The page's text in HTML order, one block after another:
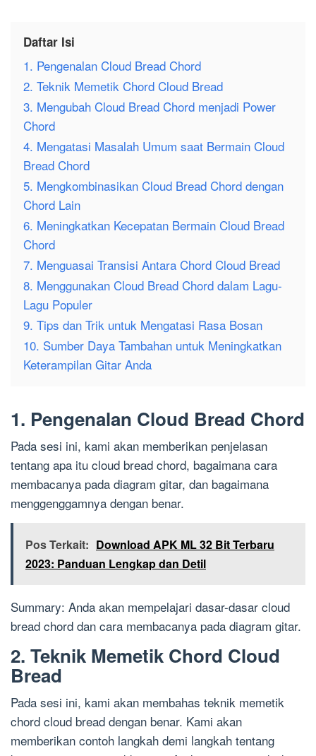
Daftar Isi
1. Pengenalan Cloud Bread Chord
2. Teknik Memetik Chord Cloud Bread
3. Mengubah Cloud Bread Chord menjadi Power
Chord
4. Mengatasi Masalah Umum saat Bermain Cloud
Bread Chord
5. Mengkombinasikan Cloud Bread Chord dengan
Chord Lain
6. Meningkatkan Kecepatan Bermain Cloud Bread
Chord
7. Menguasai Transisi Antara Chord Cloud Bread
8. Menggunakan Cloud Bread Chord dalam Lagu-
Lagu Populer
9. Tips dan Trik untuk Mengatasi Rasa Bosan
10. Sumber Daya Tambahan untuk Meningkatkan
Keterampilan Gitar Anda
1. Pengenalan Cloud Bread Chord
Pada sesi ini, kami akan memberikan penjelasan
tentang apa itu cloud bread chord, bagaimana cara
membacanya pada diagram gitar, dan bagaimana
menggenggamnya dengan benar.
Pos Terkait: Download APK ML 32 Bit Terbaru
2023: Panduan Lengkap dan Detil
Summary: Anda akan mempelajari dasar-dasar cloud
bread chord dan cara membacanya pada diagram gitar.
2. Teknik Memetik Chord Cloud
Bread
Pada sesi ini, kami akan membahas teknik memetik
chord cloud bread dengan benar. Kami akan
memberikan contoh langkah demi langkah tentang